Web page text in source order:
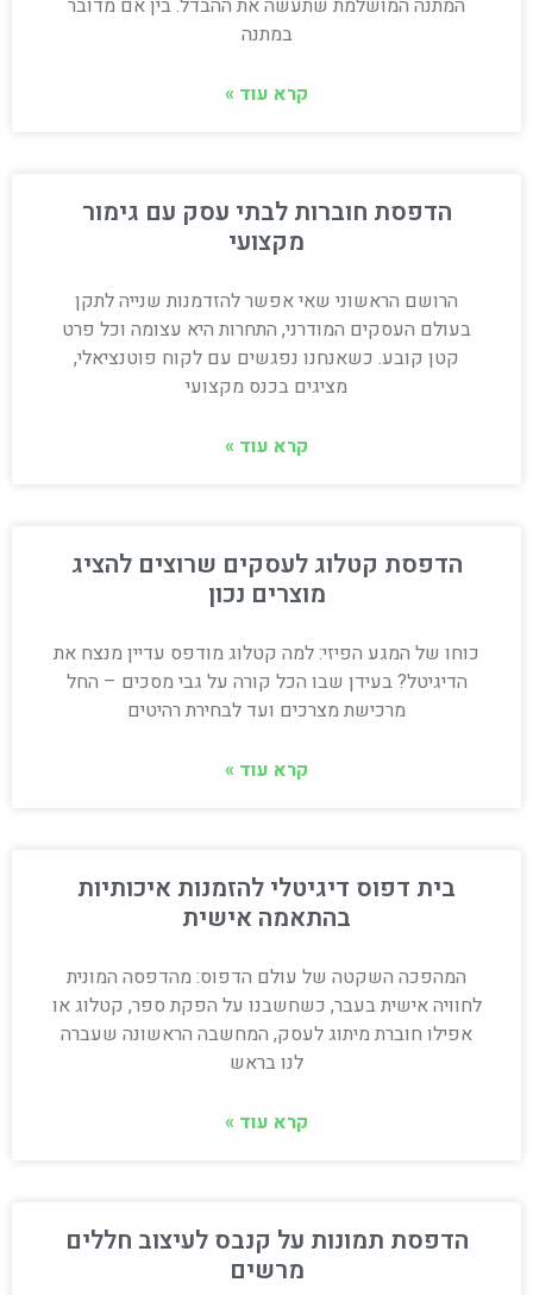
במתנה
קרא עוד »
הדפסת חוברות לבתי עסק עם גימור
מקצועי
הרושם הראשוני שאי אפשר להזדמנות שנייה לתקן
בעולם העסקים המודרני, התחרות היא עצומה וכל פרט
קטן קובע. כשאנחנו נפגשים עם לקוח פוטנציאלי,
מציגים בכנס מקצועי
קרא עוד »
הדפסת קטלוג לעסקים שרוצים להציג
מוצרים נכון
כוחו של המגע הפיזי: למה קטלוג מודפס עדיין מנצח את
הדיגיטל? בעידן שבו הכל קורה על גבי מסכים – החל
מרכישת מצרכים ועד לבחירת רהיטים
קרא עוד »
בית דפוס דיגיטלי להזמנות איכותיות
בהתאמה אישית
המהפכה השקטה של עולם הדפוס: מהדפסה המונית
לחוויה אישית בעבר, כשחשבנו על הפקת ספר, קטלוג או
אפילו חוברת מיתוג לעסק, המחשבה הראשונה שעברה
לנו בראש
קרא עוד »
הדפסת תמונות על קנבס לעיצוב חללים
מרשים